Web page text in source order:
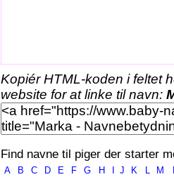
Kopiér HTML-koden i feltet
website for at linke til navn:
Find navne til piger der starter
A B C D E F G H J K L M